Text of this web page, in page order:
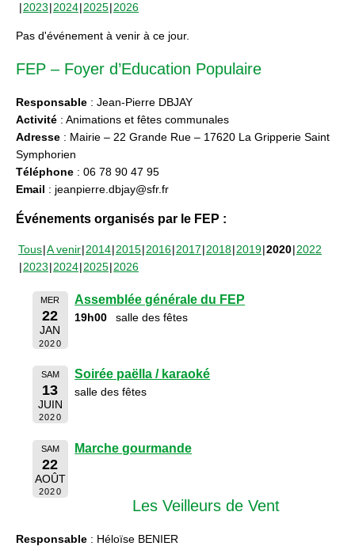
2023 2024 2025 2026
Pas d'événement à venir à ce jour.
FEP – Foyer d’Education Populaire
Responsable : Jean-Pierre DBJAY
Activité : Animations et fêtes communales
Adresse : Mairie – 22 Grande Rue – 17620 La Gripperie Saint
Symphorien
Téléphone : 06 78 90 47 95
Email : jeanpierre.dbjay@sfr.fr
Événements organisés par le FEP :
Tous A venir 2014 2015 2016 2017 2018 2019 2020 2022
2023 2024 2025 2026
MER
22
JAN
2020
Assemblée générale du FEP
19h00 salle des fêtes
SAM
13
JUIN
2020
Soirée paëlla / karaoké
salle des fêtes
SAM
22
AOÛT
2020
Marche gourmande
Les Veilleurs de Vent
Responsable : Héloïse BENIER